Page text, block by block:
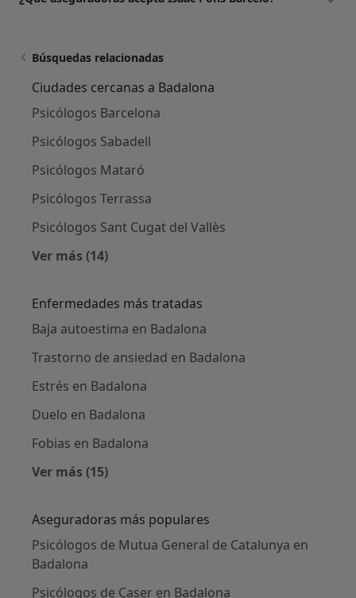
Búsquedas relacionadas
Ciudades cercanas a Badalona
Psicólogos Barcelona
Psicólogos Sabadell
Psicólogos Mataró
Psicólogos Terrassa
Psicólogos Sant Cugat del Vallès
Ver más (14)
Enfermedades más tratadas
Baja autoestima en Badalona
Trastorno de ansiedad en Badalona
Estrés en Badalona
Duelo en Badalona
Fobias en Badalona
Ver más (15)
Aseguradoras más populares
Psicólogos de Mutua General de Catalunya en
Badalona
Psicólogos de Caser en Badalona